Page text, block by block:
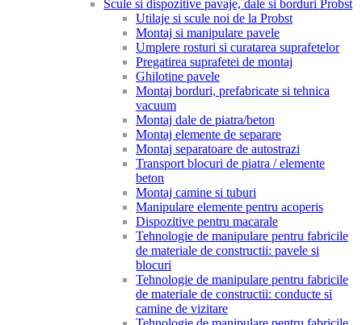
Scule si dispozitive pavaje, dale si borduri Probst
Utilaje si scule noi de la Probst
Montaj si manipulare pavele
Umplere rosturi si curatarea suprafetelor
Pregatirea suprafetei de montaj
Ghilotine pavele
Montaj borduri, prefabricate si tehnica
vacuum
Montaj dale de piatra/beton
Montaj elemente de separare
Montaj separatoare de autostrazi
Transport blocuri de piatra / elemente
beton
Montaj camine si tuburi
Manipulare elemente pentru acoperis
Dispozitive pentru macarale
Tehnologie de manipulare pentru fabricile
de materiale de constructii: pavele si
blocuri
Tehnologie de manipulare pentru fabricile
de materiale de constructii: conducte si
camine de vizitare